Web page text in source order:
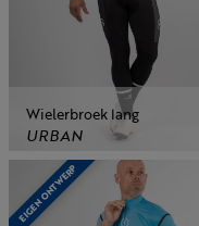
Wielerbroek lang
URBAN
EIGEN ONTWERP